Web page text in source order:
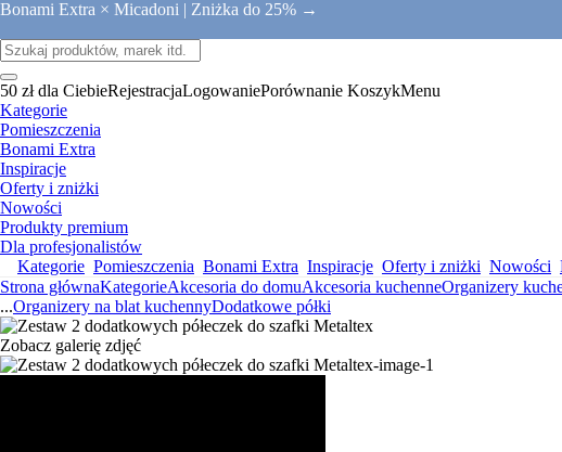
Bonami Extra × Micadoni | Zniżka do 25% →
50 zł dla CiebieRejestracjaLogowaniePorównanie KoszykMenu
Kategorie
Pomieszczenia
Bonami Extra
Inspiracje
Oferty i zniżki
Nowości
Produkty premium
Dla profesjonalistów
Kategorie Pomieszczenia Bonami Extra Inspiracje Oferty i zniżki Nowości
Strona głównaKategorieAkcesoria do domuAkcesoria kuchenneOrganizery
...Organizery na blat kuchennyDodatkowe półki
Zobacz galerię zdjęć